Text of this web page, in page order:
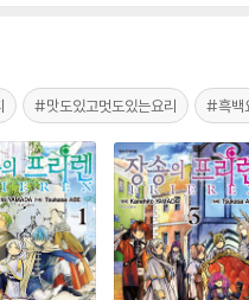
#맛도있고멋도있는요리 #흑백